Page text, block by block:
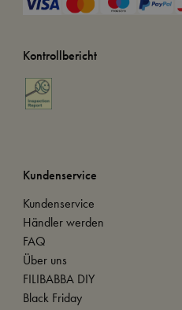
Kontrollbericht
Kundenservice
Kundenservice
Händler werden
FAQ
Über uns
FILIBABBA DIY
Black Friday